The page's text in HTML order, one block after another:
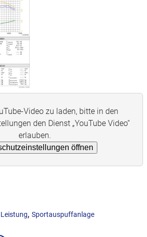
Video zu laden, bitte in den
den Dienst „YouTube Video“
erlauben.
öffnen
Leistung, Sportauspuffanlage